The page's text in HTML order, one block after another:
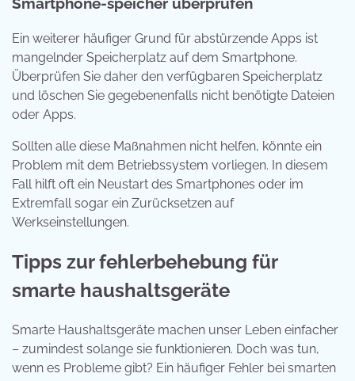
Smartphone-speicher überprüfen
Ein weiterer häufiger Grund für abstürzende Apps ist
mangelnder Speicherplatz auf dem Smartphone.
Überprüfen Sie daher den verfügbaren Speicherplatz
und löschen Sie gegebenenfalls nicht benötigte Dateien
oder Apps.
Sollten alle diese Maßnahmen nicht helfen, könnte ein
Problem mit dem Betriebssystem vorliegen. In diesem
Fall hilft oft ein Neustart des Smartphones oder im
Extremfall sogar ein Zurücksetzen auf
Werkseinstellungen.
Tipps zur fehlerbehebung für
smarte haushaltsgeräte
Smarte Haushaltsgeräte machen unser Leben einfacher
– zumindest solange sie funktionieren. Doch was tun,
wenn es Probleme gibt? Ein häufiger Fehler bei smarten